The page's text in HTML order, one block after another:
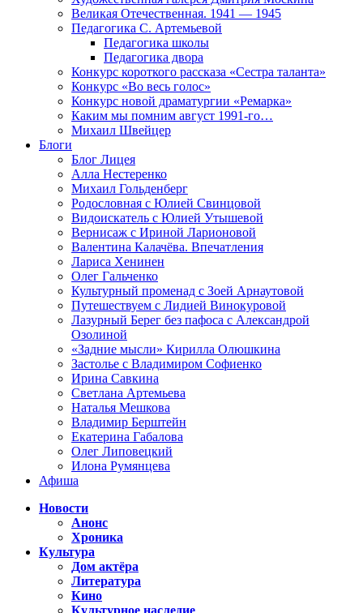
Великая Отечественная. 1941 — 1945
Педагогика С. Артемьевой
Педагогика школы
Педагогика двора
Конкурс короткого рассказа «Сестра таланта»
Конкурс «Во весь голос»
Конкурс новой драматургии «Ремарка»
Каким мы помним август 1991-го…
Михаил Швейцер
Блоги
Блог Лицея
Алла Нестеренко
Михаил Гольденберг
Родословная с Юлией Свинцовой
Видоискатель с Юлией Утышевой
Вернисаж с Ириной Ларионовой
Валентина Калачёва. Впечатления
Лариса Хенинен
Олег Гальченко
Культурный променад с Зоей Арнаутовой
Путешествуем с Лидией Винокуровой
Лазурный Берег без пафоса с Александрой
Озолиной
«Задние мысли» Кирилла Олюшкина
Застолье с Владимиром Софиенко
Ирина Савкина
Светлана Артемьева
Наталья Мешкова
Владимир Берштейн
Екатерина Габалова
Олег Липовецкий
Илона Румянцева
Афиша
Новости
Анонс
Хроника
Культура
Дом актёра
Литература
Кино